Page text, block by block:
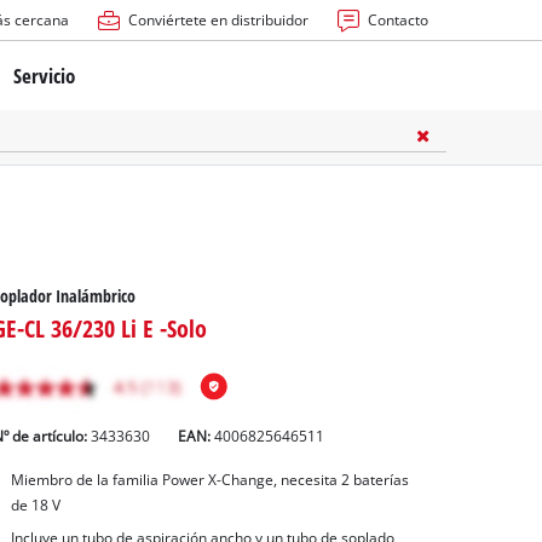
cercana Conviértete en distribuidor Contacto
Servicio
Inalámbrico
CL 36/230 Li E -Solo
de artículo: 3433630 EAN:4006825646511
Miembro de la familia Power X-Change, necesita 2 baterías
de 18 V
Incluye un tubo de aspiración ancho y un tubo de soplado